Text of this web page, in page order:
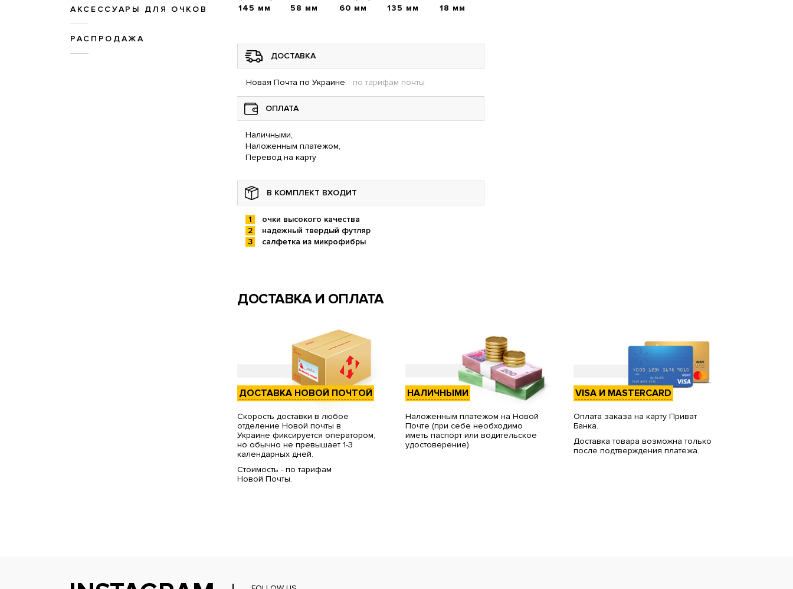
АКСЕССУАРЫ ДЛЯ ОЧКОВ
РАСПРОДАЖА
145 мм
58 мм 60 мм 135 мм 18 мм
ДОСТАВКА
Новая Почта по Украине по тарифам почты
ОПЛАТА
Наличными,
Наложенным платежом,
Перевод на карту
В КОМПЛЕКТ ВХОДИТ
очки высокого качества
надежный твердый футляр
салфетка из микрофибры
ДОСТАВКА И ОПЛАТА
ДОСТАВКА НОВОЙ ПОЧТОЙ
Скорость доставки в любое
отделение Новой почты в
Украине фиксируется оператором,
но обычно не превышает 1-3
календарных дней.
Стоимость - по тарифам
Новой Почты.
НАЛИЧНЫМИ
Наложенным платежом на Новой
Почте (при себе необходимо
иметь паспорт или водительское
удостоверение)
VISA И MASTERCARD
Оплата заказа на карту Приват
Банка.
Доставка товара возможна только
после подтверждения платежа.